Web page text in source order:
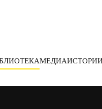
МЕДИА